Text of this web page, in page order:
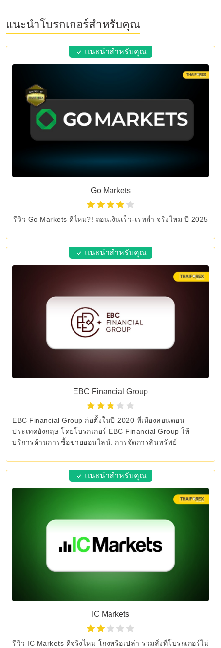
แนะนำโบรกเกอร์สำหรับคุณ
แนะนำสำหรับคุณ
Go Markets
รีวิว Go Markets ดีไหม?! ถอนเงินเร็ว-เรทต่ำ จริงไหม ปี 2025
แนะนำสำหรับคุณ
EBC Financial Group
EBC Financial Group ก่อตั้งในปี 2020 ที่เมืองลอนดอน
ประเทศอังกฤษ โดยโบรกเกอร์ EBC Financial Group ให้
บริการด้านการซื้อขายออนไลน์, การจัดการสินทรัพย์
แนะนำสำหรับคุณ
IC Markets
รีวิว IC Markets ดีจริงไหม โกงหรือเปล่า รวมสิ่งที่โบรกเกอร์ไม่